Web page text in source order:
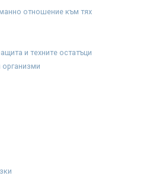
отношение към тях
и техните остатъци